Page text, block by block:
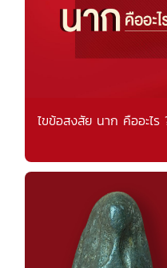
ไขข้อสงสัย นาก คืออะไร